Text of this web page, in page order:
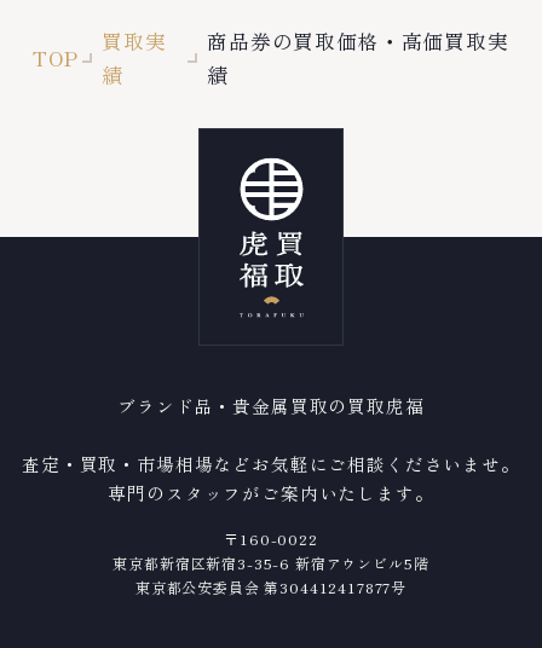
TOP
買取実
績
商品券の買取価格・高価買取実
績
ブランド品・貴金属買取の買取虎福
査定・買取・市場相場などお気軽にご相談くださいませ。
専門のスタッフがご案内いたします。
〒160-0022
東京都新宿区新宿3-35-6 新宿アウンビル5階
東京都公安委員会 第304412417877号